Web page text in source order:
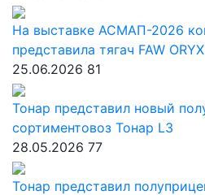
На выставке АСМАП-2026
представила тягач FAW
25.06.2026 81
Тонар представил новый
сортиментовоз Тонар L3
28.05.2026 77
Тонар представил